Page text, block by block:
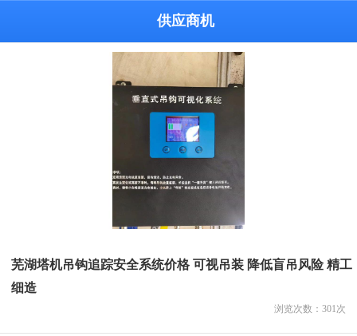
供应商机
芜湖塔机吊钩追踪安全系统价格 可视吊装 降低盲吊风险 精工
细造
浏览次数： 301 次